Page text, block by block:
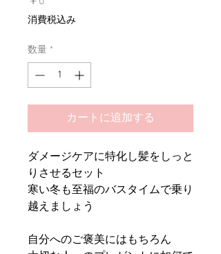
格
消費税込み
数量 *
カートに追加する
ダメージケアに特化し髪をしっと
りさせるセット
寒い冬も至福のバスタイムで乗り
越えましょう
自分へのご褒美にはもちろん